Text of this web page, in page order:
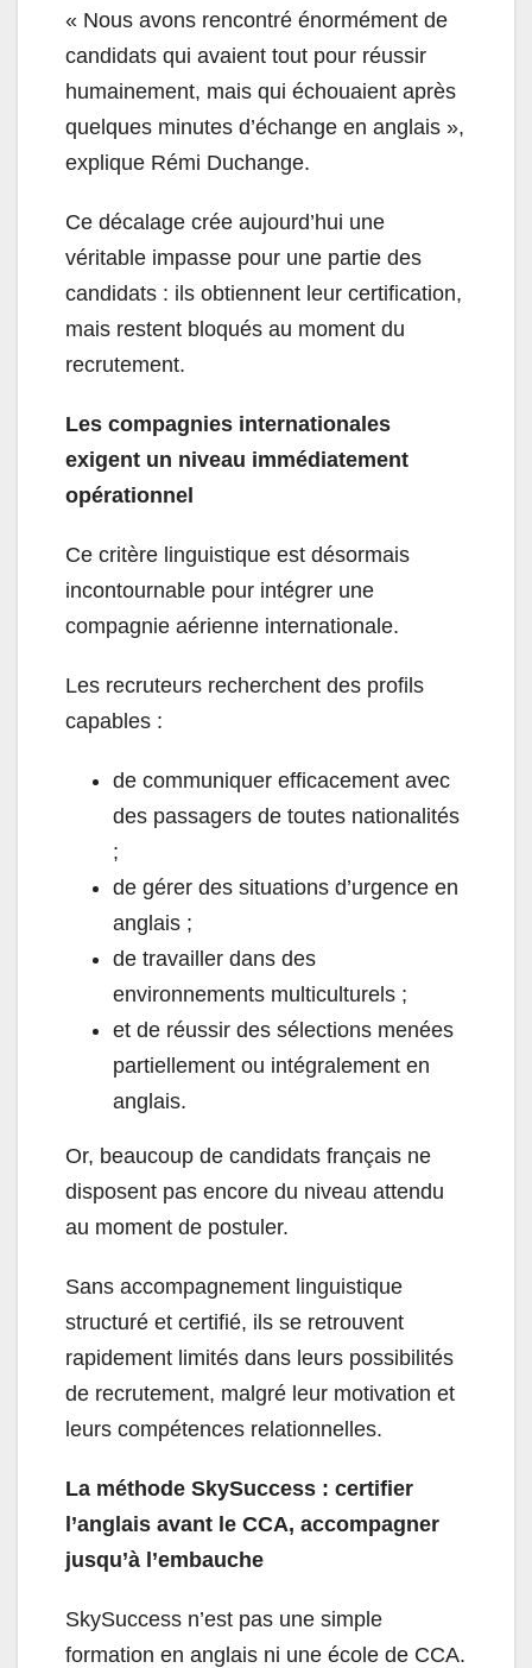
« Nous avons rencontré énormément de
candidats qui avaient tout pour réussir
humainement, mais qui échouaient après
quelques minutes d’échange en anglais »,
explique Rémi Duchange.
Ce décalage crée aujourd’hui une
véritable impasse pour une partie des
candidats : ils obtiennent leur certification,
mais restent bloqués au moment du
recrutement.
Les compagnies internationales
exigent un niveau immédiatement
opérationnel
Ce critère linguistique est désormais
incontournable pour intégrer une
compagnie aérienne internationale.
Les recruteurs recherchent des profils
capables :
de communiquer efficacement avec
des passagers de toutes nationalités
;
de gérer des situations d’urgence en
anglais ;
de travailler dans des
environnements multiculturels ;
et de réussir des sélections menées
partiellement ou intégralement en
anglais.
Or, beaucoup de candidats français ne
disposent pas encore du niveau attendu
au moment de postuler.
Sans accompagnement linguistique
structuré et certifié, ils se retrouvent
rapidement limités dans leurs possibilités
de recrutement, malgré leur motivation et
leurs compétences relationnelles.
La méthode SkySuccess : certifier
l’anglais avant le CCA, accompagner
jusqu’à l’embauche
SkySuccess n’est pas une simple
formation en anglais ni une école de CCA.